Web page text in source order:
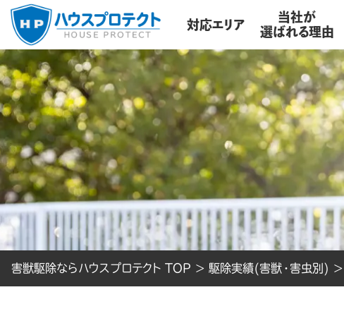
対応エリア
当社が
選ばれる理由
害獣駆除ならハウスプロテクト TOP > 駆除実績(害獣・害虫別) >